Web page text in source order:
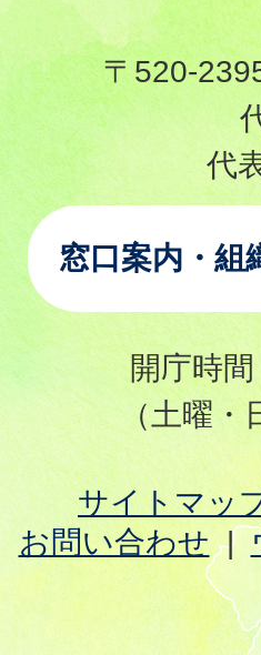
〒520-
代
窓口案内・組
開庁時
（土曜・
サイトマッ
お問い合わせ